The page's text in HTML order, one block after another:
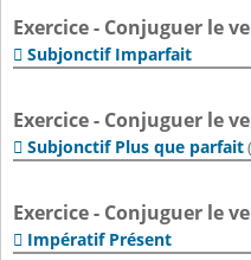
Exercice - Conjuguer le
 Subjonctif Imparfait
Exercice - Conjuguer le
 Subjonctif Plus que parfait
Exercice - Conjuguer le
 Impératif Présent